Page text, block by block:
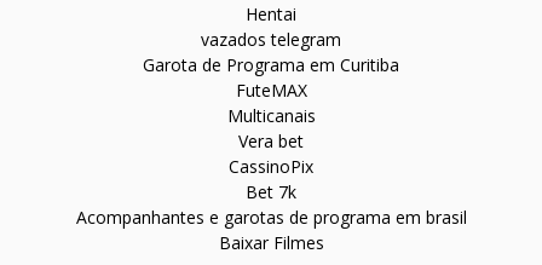
Hentai
vazados telegram
Garota de Programa em Curitiba
FuteMAX
Multicanais
Vera bet
CassinoPix
Bet 7k
Acompanhantes e garotas de programa em brasil
Baixar Filmes